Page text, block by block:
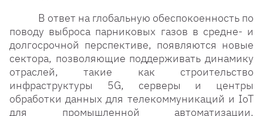
В ответ на глобальную обеспокоенность по
поводу выброса парниковых газов в средне- и
долгосрочной перспективе, появляются новые
сектора, позволяющие поддерживать динамику
отраслей, такие как строительство
инфраструктуры 5G, серверы и центры
обработки данных для телекоммуникаций и IoT
для промышленной автоматизации.